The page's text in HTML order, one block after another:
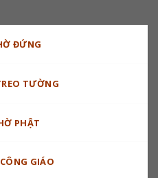
ĐỨNG
TƯỜNG
PHẬT
GIÁO